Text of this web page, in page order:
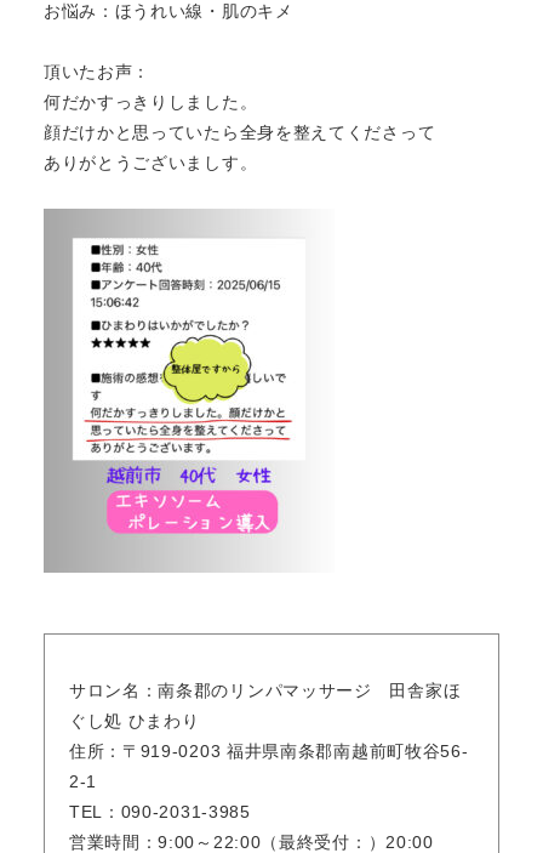
お悩み：ほうれい線・肌のキメ
頂いたお声：
何だかすっきりしました。
顔だけかと思っていたら全身を整えてくださって
ありがとうございましす。
サロン名：南条郡のリンパマッサージ 田舎家ほ
ぐし処 ひまわり
住所：〒919-0203 福井県南条郡南越前町牧谷56-
2-1
TEL：090-2031-3985
営業時間：9:00～22:00（最終受付：）20:00